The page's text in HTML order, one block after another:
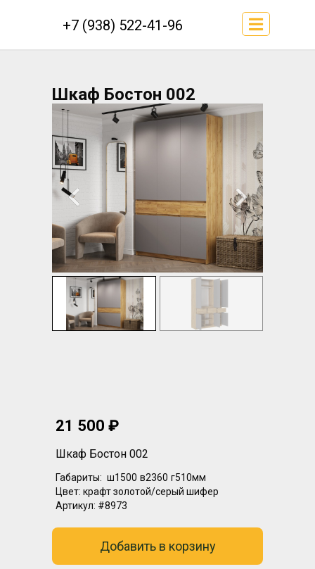
+7 (938) 522-41-96
Шкаф Бостон 002
21 500 ₽
Шкаф Бостон 002
Габариты: ш1500 в2360 г510мм
Цвет: крафт золотой/серый шифер
Артикул: #8973
Добавить в корзину